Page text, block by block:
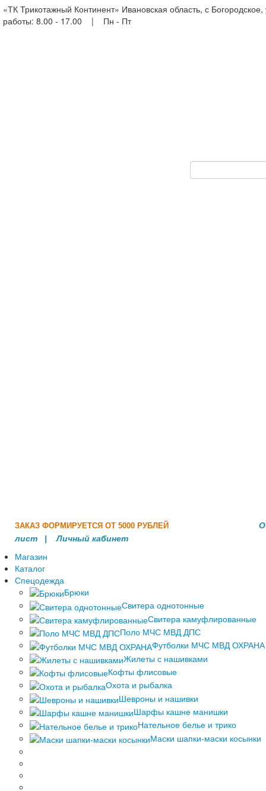
«ТК Трикотажный Континент» Ивановская область, с
работы: 8.00 - 17.00 | Пн - Пт
ЗАКАЗ ФОРМИРУЕТСЯ ОТ 5000 РУБЛЕЙ
О
лист |Личный кабинет
Магазин
Каталог
Спецодежда
Брюки
Свитера однотонные
Свитера камуфлированные
Поло МЧС МВД ДПС
Футболки МЧС МВД ОХРАНА
Жилеты с нашивками
Кофты флисовые
Охота и рыбалка
Шевроны и нашивки
Шарфы кашне манишки
Нательное белье и трико
Маски шапки-маски косынки